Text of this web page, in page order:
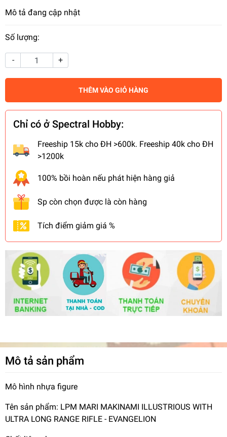
Mô tả đang cập nhật
Số lượng:
- +
THÊM VÀO GIỎ HÀNG
Chỉ có ở Spectral Hobby:
Freeship 15k cho ĐH >600k. Freeship 40k cho ĐH
>1200k
100% bồi hoàn nếu phát hiện hàng giả
Sp còn chọn được là còn hàng
Tích điểm giảm giá %
Mô tả sản phẩm
Mô hình nhựa figure
Tên sản phẩm: LPM MARI MAKINAMI ILLUSTRIOUS WITH
ULTRA LONG RANGE RIFLE - EVANGELION